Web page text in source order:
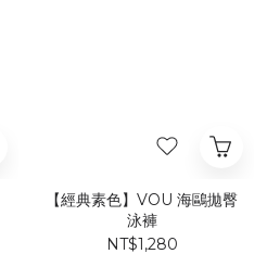
【經典素色】VOU 海鷗拋臀
泳褲
NT$1,280